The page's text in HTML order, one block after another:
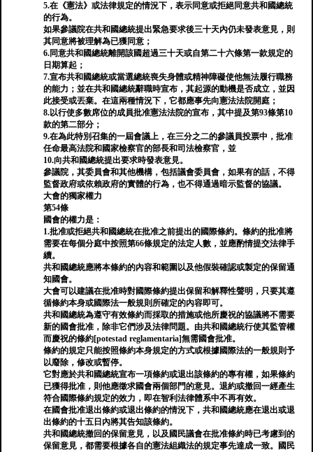
5.在《憲法》或法律規定的情況下，表示同意或拒絕同意共和國總統
的行為。
如果參議院在共和國總統提出緊急要求後三十天內仍未發表意見，則
其同意將被理解為已獲同意；
6.同意共和國總統離開該國超過三十天或自第二十六條第一款規定的
日期算起；
7.宣布共和國總統或當選總統喪失身體或精神障礙使他無法履行職務
的能力；並在共和國總統辭職時宣布，其起源的動機是否成立，並因
此接受或丟棄。在這兩種情況下，它都應事先向憲法法院開庭；
8.以行使多數席位的成員批准憲法法院的宣布，其中提及第93條第10
款的第二部分；
9.在為此特別召集的一屆會議上，在三分之二的參議員投票中，批准
任命最高法院和國家檢察官的部長和司法檢察官，並
10.向共和國總統提出要求時發表意見。
參議院，其委員會和其他機構，包括議會委員會，如果有的話，不得
監督政府或依賴政府的實體的行為，也不得通過暗示監督的協議。
大會的獨家權力
第54條
國會的權力是：
1.批准或拒絕共和國總統在批准之前提出的國際條約。條約的批准將
需要在每個分庭中按照第66條規定的法定人數，並應酌情提交法律手
續。
共和國總統應將本條約的內容和範圍以及他假裝確認或製定的保留通
知國會。
大會可以建議在批准時對國際條約提出保留和解釋性聲明，只要其遵
循條約本身或國際法一般規則所確定的內容即可。
共和國總統為遵守有效條約而採取的措施或他所慶祝的協議將不需要
新的國會批准，除非它們涉及法律問題。由共和國總統行使其監管權
而慶祝的條約[potestad reglamentaria]無需國會批准。
條約的規定只能按照條約本身規定的方式或根據國際法的一般規則予
以廢除，修改或暫停。
它對應於共和國總統宣布一項條約或退出該條約的專有權，如果條約
已獲得批准，則他應徵求國會兩個部門的意見。退約或撤回一經產生
符合國際條約規定的效力，即在智利法律體系中不再有效。
在國會批准退出條約或退出條約的情況下，共和國總統應在退出或退
出條約的十五日內將其告知該條約。
共和國總統撤回的保留意見，以及國民議會在批准條約時已考慮到的
保留意見，都需要根據各自的憲法組織法的規定事先達成一致。國民